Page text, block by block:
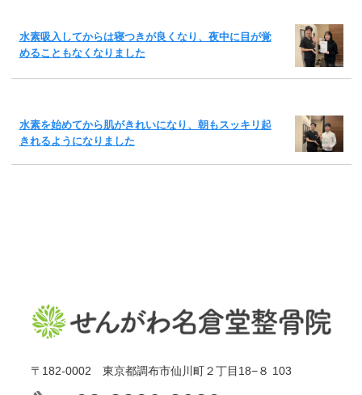
水素吸入してからは寝つきが良くなり、夜中に目が覚
めることもなくなりました
水素を始めてから肌がきれいになり、朝もスッキリ起
きれるようになりました
〒182-0002 東京都調布市仙川町２丁目18−８ 103